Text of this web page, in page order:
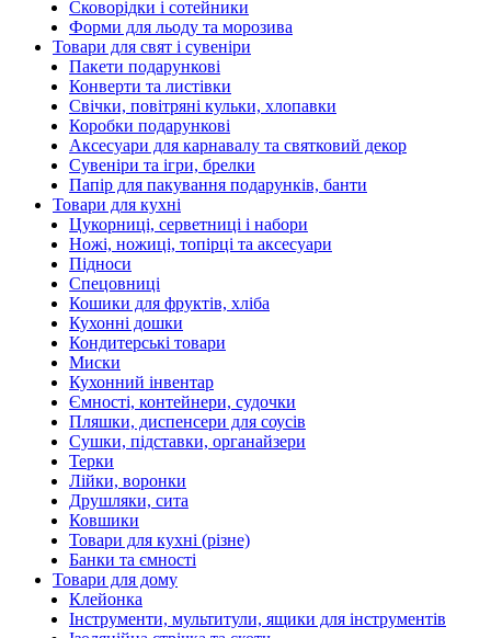
Сковорідки і сотейники
Форми для льоду та морозива
Товари для свят і сувеніри
Пакети подарункові
Конверти та листівки
Свічки, повітряні кульки, хлопавки
Коробки подарункові
Аксесуари для карнавалу та святковий декор
Сувеніри та ігри, брелки
Папір для пакування подарунків, банти
Товари для кухні
Цукорниці, серветниці і набори
Ножі, ножиці, топірці та аксесуари
Підноси
Спецовниці
Кошики для фруктів, хліба
Кухонні дошки
Кондитерські товари
Миски
Кухонний інвентар
Ємності, контейнери, судочки
Пляшки, диспенсери для соусів
Сушки, підставки, органайзери
Терки
Лійки, воронки
Друшляки, сита
Ковшики
Товари для кухні (різне)
Банки та ємності
Товари для дому
Клейонка
Інструменти, мультитули, ящики для інструментів